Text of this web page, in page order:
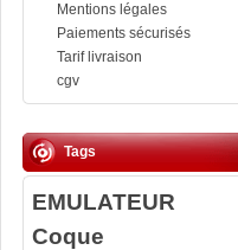
Mentions légales
Paiements sécurisés
Tarif livraison
cgv
Tags
EMULATEUR
Coque